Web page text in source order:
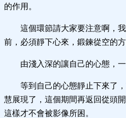
的作用。
這個環節請大家要注意啊，
前，必須靜下心來，鍛鍊從空的方
由淺入深的讓自己的心態，一
等到自己的心態靜止下來了
慧展現了，這個期間再返回從頭
這樣才不會被影像所困。